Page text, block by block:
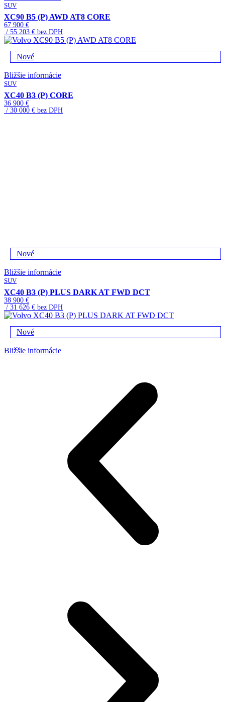
SUV
XC90 B5 (P) AWD AT8 CORE
67 900 €
/ 55 203 € bez DPH
Nové
Bližšie informácie
SUV
XC40 B3 (P) CORE
36 900 €
/ 30 000 € bez DPH
Nové
Bližšie informácie
SUV
XC40 B3 (P) PLUS DARK AT FWD DCT
38 900 €
/ 31 626 € bez DPH
Nové
Bližšie informácie